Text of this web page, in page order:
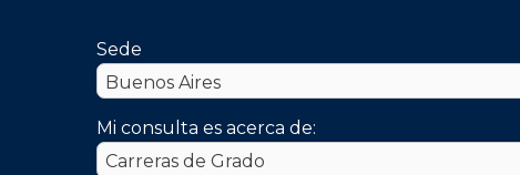
Sede
Mi consulta es acerca de: